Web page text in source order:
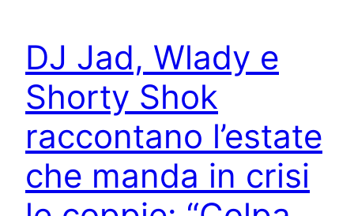
DJ Jad, Wlady e
Shorty Shok
raccontano l’estate
che manda in crisi